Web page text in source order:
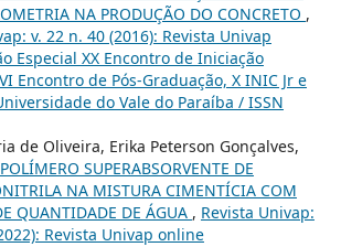
NA PRODUÇÃO DO CONCRETO ,
v. 22 n. 40 (2016): Revista Univap
Especial XX Encontro de Iniciação
Encontro de Pós-Graduação, X INIC Jr e
do Vale do Paraíba / ISSN
de Oliveira, Erika Peterson Gonçalves,
SUPERABSORVENTE DE
NA MISTURA CIMENTÍCIA COM
QUANTIDADE DE ÁGUA , Revista Univap:
Revista Univap online